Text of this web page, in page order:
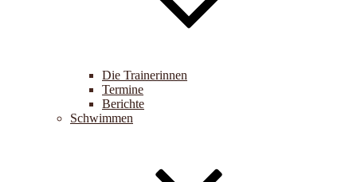
Die Trainerinnen
Termine
Berichte
Schwimmen